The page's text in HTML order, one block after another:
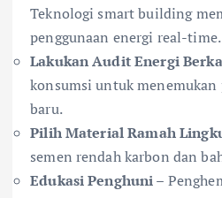
Teknologi smart building
penggunaan energi real-time.
Lakukan Audit Energi
konsumsi untuk
baru.
Pilih Material Ramah
semen rendah karbon dan
Edukasi Penghuni–